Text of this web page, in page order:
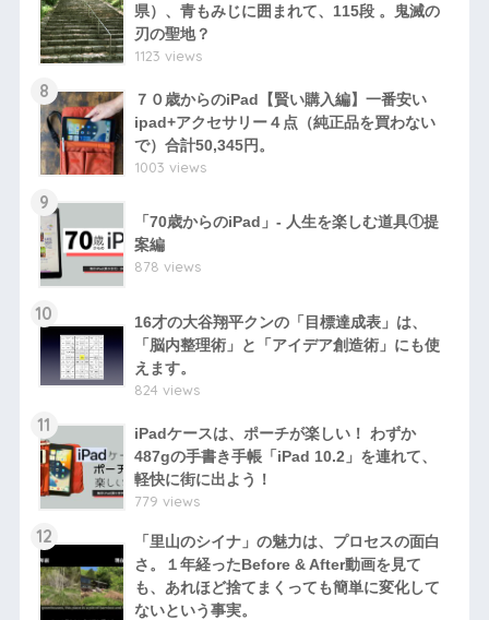
県）、青もみじに囲まれて、115段 。鬼滅の
刃の聖地？
1123 views
8
７０歳からのiPad【賢い購入編】一番安い
ipad+アクセサリー４点（純正品を買わない
で）合計50,345円。
1003 views
9
「70歳からのiPad」- 人生を楽しむ道具①提
案編
878 views
10
16才の大谷翔平クンの「目標達成表」は、
「脳内整理術」と「アイデア創造術」にも使
えます。
824 views
11
iPadケースは、ポーチが楽しい！ わずか
487gの手書き手帳「iPad 10.2」を連れて、
軽快に街に出よう！
779 views
12
「里山のシイナ」の魅力は、プロセスの面白
さ。１年経ったBefore & After動画を見て
も、あれほど捨てまくっても簡単に変化して
ないという事実。